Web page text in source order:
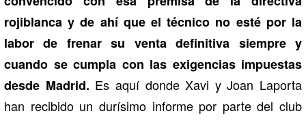
rojiblanca y de ahí que el técnico no esté por la
labor de frenar su venta definitiva siempre y
cuando se cumpla con las exigencias impuestas
desde Madrid. Es aquí donde Xavi y Joan Laporta
han recibido un durísimo informe por parte del club